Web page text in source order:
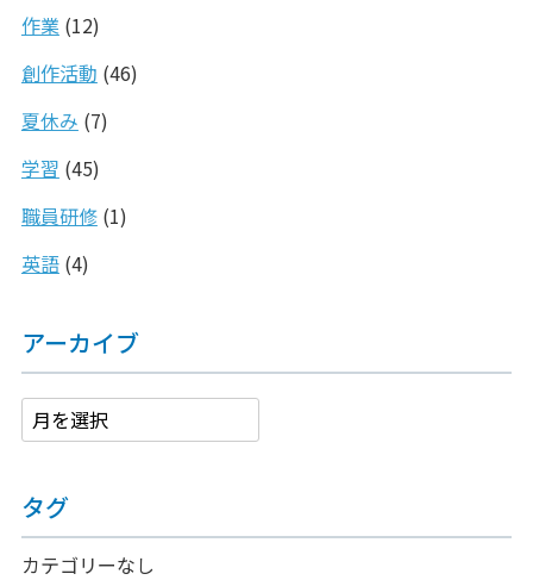
作業(12)
創作活動 (46)
夏休み (7)
学習 (45)
職員研修(1)
英語(4)
アーカイブ
タグ
カテゴリーなし